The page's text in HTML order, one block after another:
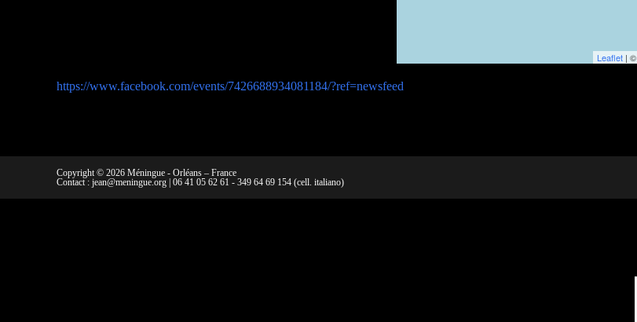
Leaflet | ©
https://www.facebook.com/events/7426688934081184/?ref=newsfeed
Copyright © 2026 Méningue - Orléans – France
Contact : jean@meningue.org 06 41 05 62 61 - 349 64 69 154 (cell. italiano)